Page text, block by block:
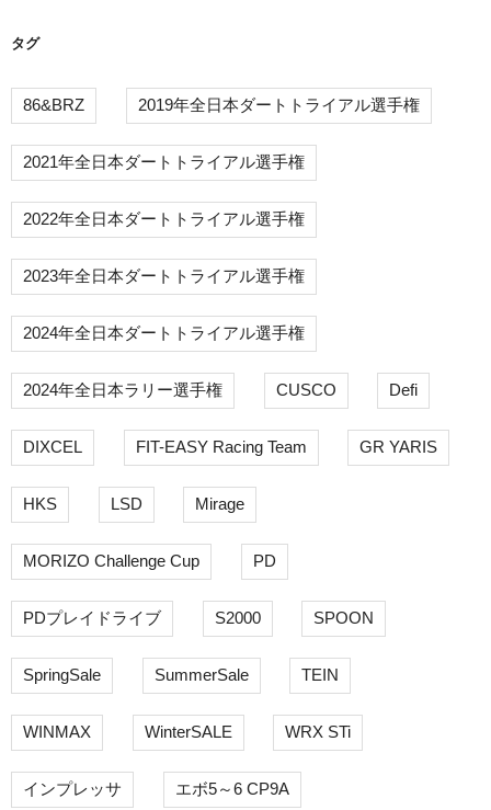
タグ
86&BRZ 2019年全日本ダートトライアル選手権
2021年全日本ダートトライアル選手権
2022年全日本ダートトライアル選手権
2023年全日本ダートトライアル選手権
2024年全日本ダートトライアル選手権
2024年全日本ラリー選手権 CUSCO Defi
DIXCEL FIT-EASY Racing Team GR YARIS
HKS LSD Mirage
MORIZO Challenge Cup PD
PDプレイドライブ S2000 SPOON
SpringSale SummerSale TEIN
WINMAX WinterSALE WRX STi
インプレッサ エボ5～6 CP9A